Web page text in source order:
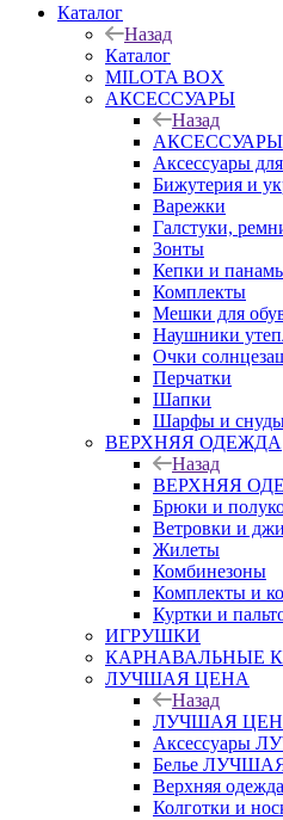
Каталог
Назад
Каталог
MILOTA BOX
АКСЕССУАРЫ
Назад
АКСЕССУАРЫ
Аксессуары
Бижутерия и
Варежки
Галстуки,
Зонты
Кепки и
Комплекты
Мешки для
Наушники
Очки
Перчатки
Шапки
Шарфы и
ВЕРХНЯЯ ОДЕЖДА
Назад
ВЕРХНЯЯ
Брюки и
Ветровки и
Жилеты
Комбинезоны
Комплекты и
Куртки и
ИГРУШКИ
КАРНАВАЛЬНЫЕ
ЛУЧШАЯ ЦЕНА
Назад
ЛУЧШАЯ
Аксессуары
Белье
Верхняя
Колготки и